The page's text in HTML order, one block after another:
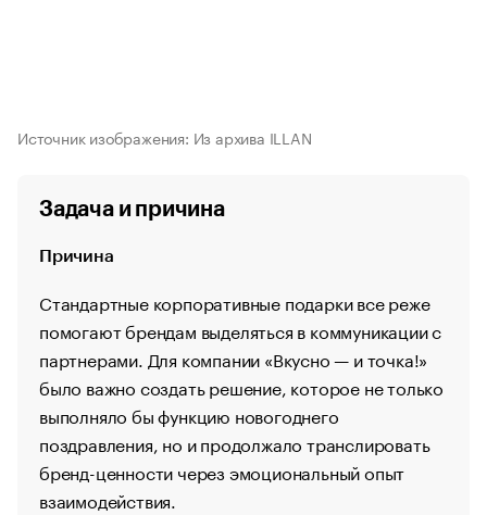
Источник изображения: Из архива ILLAN
Задача и причина
Причина
Стандартные корпоративные подарки все реже
помогают брендам выделяться в коммуникации с
партнерами. Для компании «Вкусно — и точка!»
было важно создать решение, которое не только
выполняло бы функцию новогоднего
поздравления, но и продолжало транслировать
бренд-ценности через эмоциональный опыт
взаимодействия.